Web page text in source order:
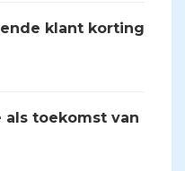
klant korting
als toekomst van